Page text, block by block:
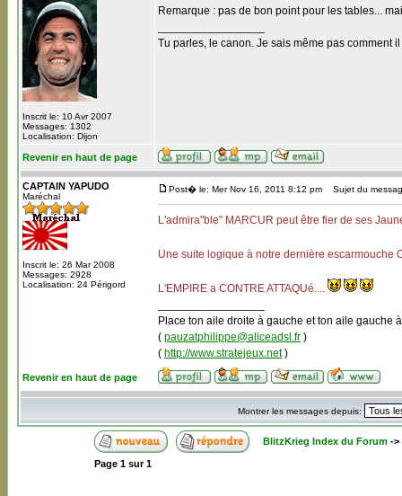
Inscrit le: 10 Avr 2007
Messages: 1302
Localisation: Dijon
Remarque : pas de bon point pour les tables...
Tu parles, le canon. Je sais même pas comment
Revenir en haut de page
CAPTAIN YAPUDO
Maréchal
Inscrit le: 26 Mar 2008
Messages: 2928
Localisation: 24 Périgord
Post� le: Mer Nov 16, 2011 8:12 pm Sujet du
L'admira"ble" MARCUR peut être fier de ses
Une suite logique à notre dernière escarmouche
L'EMPIRE a CONTRE ATTAQUé....
Place ton aile droite à gauche et ton aile gauche
( pauzatphilippe@aliceadsl.fr )
( http://www.stratejeux.net)
Revenir en haut de page
Montrer les messages depuis:
BlitzKrieg Index du Forum->
Page 1sur1